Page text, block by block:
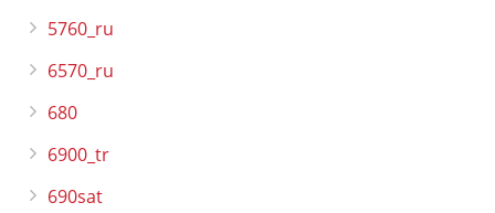
5760_ru
6570_ru
680
6900_tr
690sat